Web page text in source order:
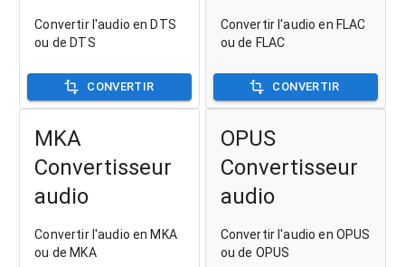
Convertir l'audio en DTS
ou de DTS
CONVERTIR
Convertir l'audio en FLAC
ou de FLAC
CONVERTIR
MKA
Convertisseur
audio
Convertir l'audio en MKA
ou de MKA
OPUS
Convertisseur
audio
Convertir l'audio en OPUS
ou de OPUS